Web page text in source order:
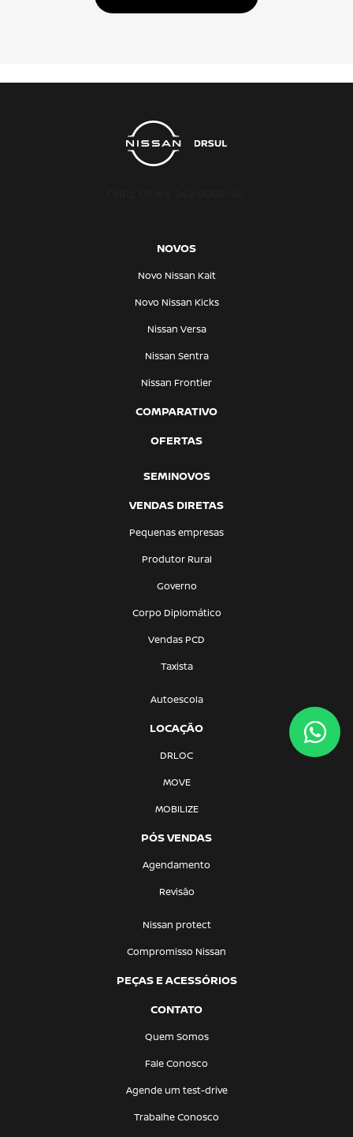
NOVOS
Novo Nissan Kait
Novo Nissan Kicks
Nissan Versa
Nissan Sentra
Nissan Frontier
COMPARATIVO
OFERTAS
SEMINOVOS
VENDAS DIRETAS
Pequenas empresas
Produtor Rural
Governo
Corpo Diplomático
Vendas PCD
Taxista
Autoescola
LOCAÇÃO
DRLOC
MOVE
MOBILIZE
PÓS VENDAS
Agendamento
Revisão
Nissan protect
Compromisso Nissan
PEÇAS E ACESSÓRIOS
CONTATO
Quem Somos
Fale Conosco
Agende um test-drive
Trabalhe Conosco